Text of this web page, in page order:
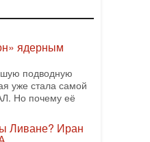
уже стала самой
Но почему её
Ливане? Иран
Тамар, офицер
военный
Гур-Арье.